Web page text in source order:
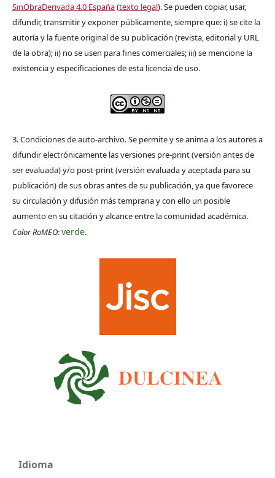
SinObraDerivada 4.0 España(texto legal). Se pueden copiar, usar,
difundir, transmitir y exponer públicamente, siempre que: i) se cite la
autoría y la fuente original de su publicación (revista, editorial y URL
de la obra); ii) no se usen para fines comerciales; iii) se mencione la
existencia y especificaciones de esta licencia de uso.
3. Condiciones de auto-archivo. Se permite y se anima a los autores a
difundir electrónicamente las versiones pre-print (versión antes de
ser evaluada) y/o post-print (versión evaluada y aceptada para su
publicación) de sus obras antes de su publicación, ya que favorece
su circulación y difusión más temprana y con ello un posible
aumento en su citación y alcance entre la comunidad académica.
Color RoMEO:verde.
Idioma